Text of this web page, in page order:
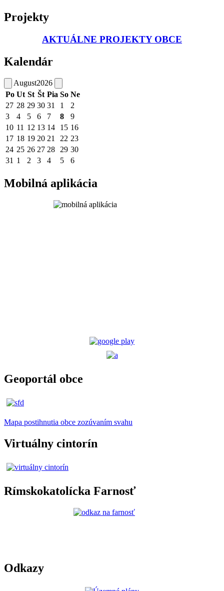
Projekty
AKTUÁLNE PROJEKTY OBCE
Kalendár
August2026
Po Ut St Št Pia So Ne
27 28 29 30 31 1
2
3
4 5 6 7 8
9
10 11 12 13 14 15 16
17 18 19 20 21 22 23
24 25 26 27 28 29 30
31 1 2 3 4 5 6
Mobilná aplikácia
Geoportál obce
Mapa postihnutia obce zozúvaním svahu
Virtuálny cintorín
Rímskokatolícka Farnosť
Odkazy